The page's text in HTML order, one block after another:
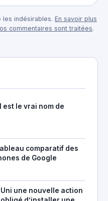
les indésirables. En savoir plus
commentaires sont traitées.
est le vrai nom de
comparatif des
de Google
une nouvelle action